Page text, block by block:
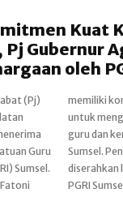
Kuat
Pj Gubernur
oleh
(Pj)
Guru
Sumsel.
kuat
di
itu
Ketua
PGRI